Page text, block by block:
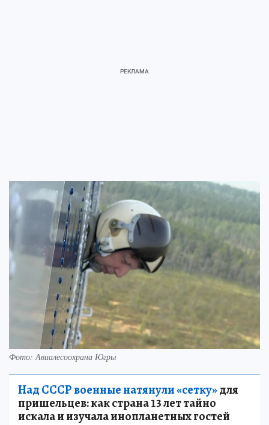
Фото: Авиалесоохрана Югры
Над СССР военные натянули «сетку»для
пришельцев: как страна 13 лет тайно
искала и изучала инопланетных гостей